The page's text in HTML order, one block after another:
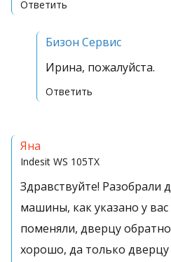
Ответить
Бизон Сервис
Ирина, пожалуйста.
Ответить
Яна
Indesit WS 105TX
Здравствуйте! Разобрали
машины, как указано у вас
поменяли, дверцу
хорошо, да только